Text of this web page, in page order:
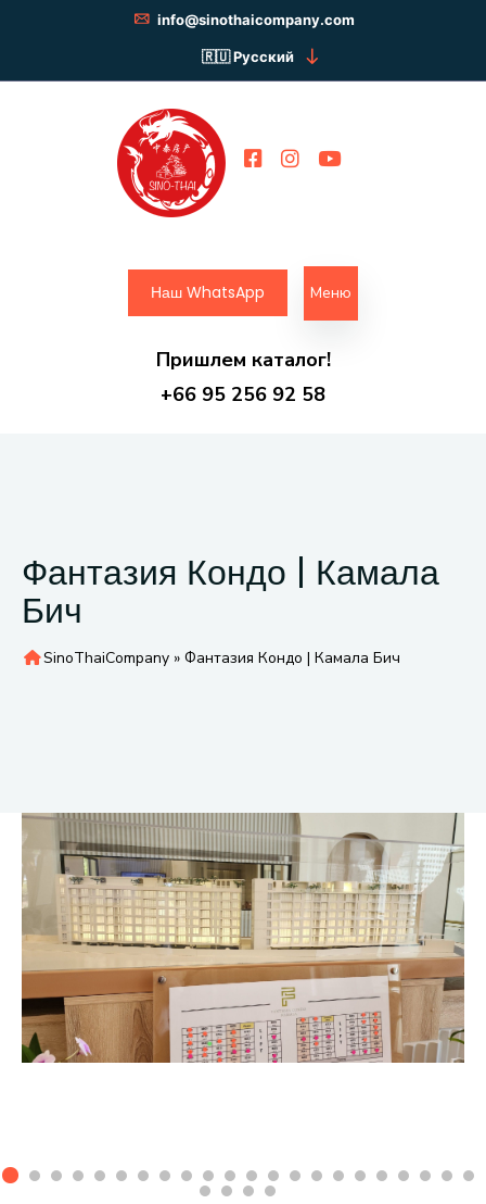
info@sinothaicompany.com
Русский
Наш WhatsApp Меню
Пришлем каталог!
+66 95 256 92 58
Фантазия Кондо | Камала
Бич
SinoThaiCompany » Фантазия Кондо | Камала Бич